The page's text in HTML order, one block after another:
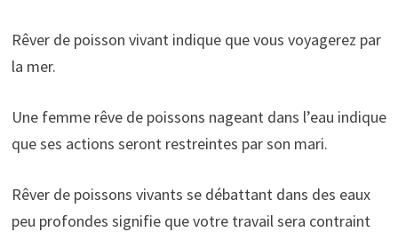
Rêver de poisson vivant indique que vous voyagerez par
la mer.
Une femme rêve de poissons nageant dans l’eau indique
que ses actions seront restreintes par son mari.
Rêver de poissons vivants se débattant dans des eaux
peu profondes signifie que votre travail sera contraint